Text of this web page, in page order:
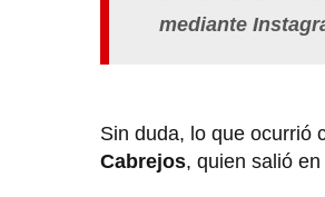
mediante
Sin duda, lo que ocurrió
Cabrejos, quien salió